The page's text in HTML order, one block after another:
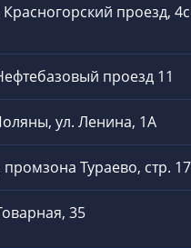
проезд,
проезд 11
ул. Ленина, 1А
Тураево, стр. 17
35